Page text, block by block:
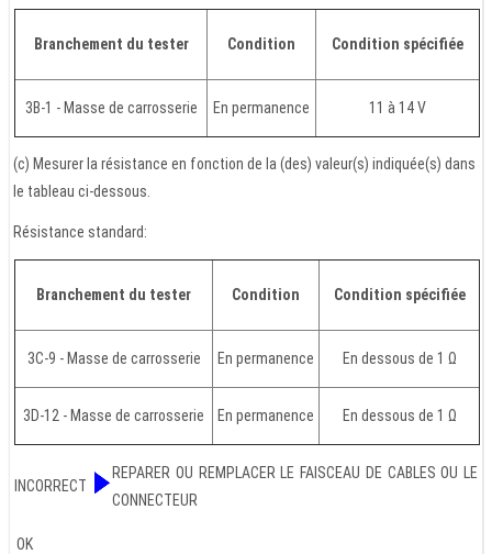
Branchement du tester Condition Condition spécifiée
3B-1 - Masse de carrosserie En permanence 11 à 14 V
(c) Mesurer la résistance en fonction de la (des) valeur(s) indiquée(s) dans
le tableau ci-dessous.
Résistance standard:
Branchement du tester Condition Condition spécifiée
3C-9 - Masse de carrosserie En permanence En dessous de 1 Ω
3D-12 - Masse de carrosserie En permanence En dessous de 1 Ω
INCORRECT
REPARER OU REMPLACER LE FAISCEAU DE CABLES OU LE
CONNECTEUR
OK